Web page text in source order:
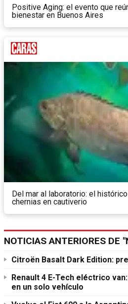
Positive Aging: el evento que
bienestar en Buenos Aires
Del mar al laboratorio: el
chernias en cautiverio
NOTICIAS ANTERIORES DE
Citroën Basalt Dark Edition:
Renault 4 E-Tech eléctrico
en un solo vehículo